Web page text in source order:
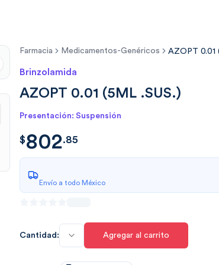
Farmacia Medicamentos-Genéricos AZOPT 0.01
Brinzolamida
AZOPT 0.01 (5ML .SUS.)
Presentación: Suspensión
$802.8537
$802.85
Envío a todo México
Cantidad: Agregar al carrito